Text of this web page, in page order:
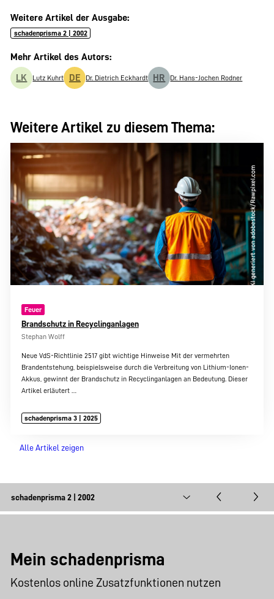
Weitere Artikel der Ausgabe:
schadenprisma 2 | 2002
Mehr Artikel des Autors:
LK Lutz Kuhrt DE Dr. Dietrich Eckhardt HR Dr. Hans-Jochen Rodner
Weitere Artikel zu diesem Thema:
Feuer
Brandschutz in Recyclinganlagen
Stephan Wolff
Neue VdS-Richtlinie 2517 gibt wichtige Hinweise Mit der vermehrten
Brandentstehung, beispielsweise durch die Verbreitung von Lithium-Ionen-
Akkus, gewinnt der Brandschutz in Recyclinganlagen an Bedeutung. Dieser
Artikel erläutert
schadenprisma 3 | 2025
Alle Artikel zeigen
Mein schadenprisma
Kostenlos online Zusatzfunktionen nutzen